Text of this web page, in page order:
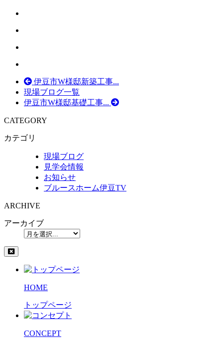
伊豆市W様邸新築工事...
現場ブログ一覧
伊豆市W様邸基礎工事...
CATEGORY
カテゴリ
現場ブログ
見学会情報
お知らせ
ブルースホーム伊豆TV
ARCHIVE
アーカイブ
HOME
トップページ
CONCEPT